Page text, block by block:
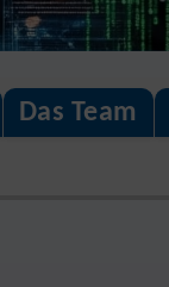
Das Team